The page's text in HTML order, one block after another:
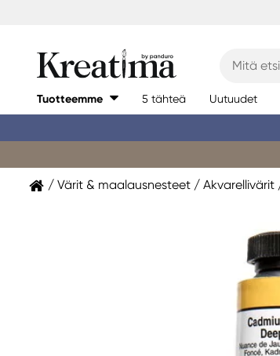
Tuotteemme 5 tähteä Uutuudet
Värit & maalausnesteet Akvarellivärit